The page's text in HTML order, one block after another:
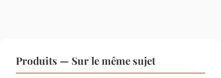
Produits — Sur le même sujet